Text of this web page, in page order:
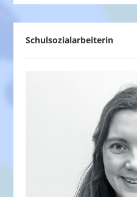
Schulsozialarbeiterin